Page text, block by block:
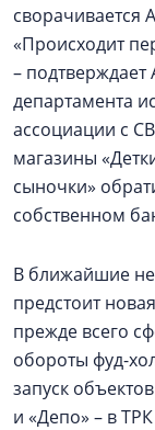
сворачивается
«Происходит
– подтверждает
департамента
ассоциации с
магазины
сыночки»
собственном
В ближайшие
предстоит
прежде всего
обороты фуд-
запуск
и «Депо» – в